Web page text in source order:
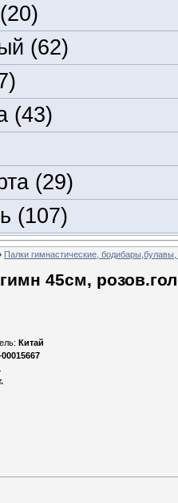
(20)
(62)
(43)
(29)
(107)
Палки гимнастические,
45см,
: Китай